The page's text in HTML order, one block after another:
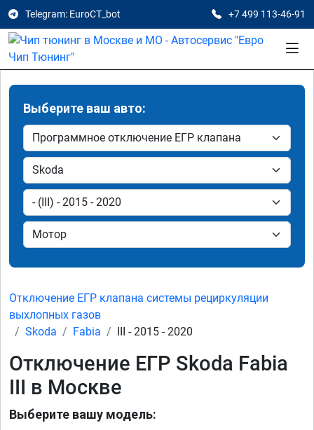
Telegram: EuroCT_bot +7 499 113-46-91
Выберите ваш авто:
Отключение ЕГР клапана системы рециркуляции
выхлопных газов
Skoda
Fabia III - 2015 - 2020
Отключение ЕГР Skoda Fabia
III в Москве
Выберите вашу модель: